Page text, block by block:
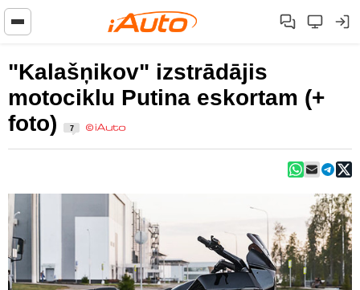
"Kalašņikov" izstrādājis
motociklu Putina eskortam (+
foto)
7